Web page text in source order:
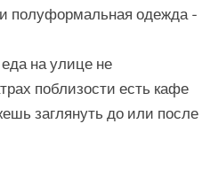
полуформальная одежда -
на улице не
поблизости есть кафе
заглянуть до или после